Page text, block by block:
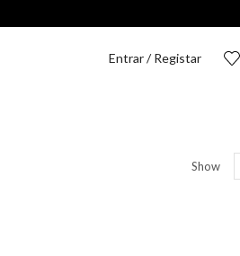
Entrar / Registar
Show